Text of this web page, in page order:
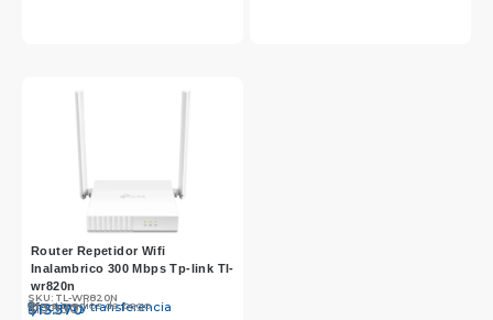
Router Repetidor Wifi
Inalambrico 300 Mbps Tp-link Tl-
wr820n
SKU: TL-WR820N
$13.570
Efectivo y transferencia
$13.990
Otros medios de pago